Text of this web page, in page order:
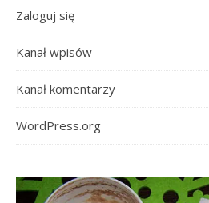
Zaloguj się
Kanał wpisów
Kanał komentarzy
WordPress.org